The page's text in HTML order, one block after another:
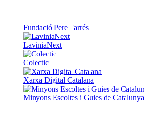
Fundació Pere Tarrés
LaviniaNext
Colectic
Xarxa Digital Catalana
Minyons Escoltes i Guies de Catalunya